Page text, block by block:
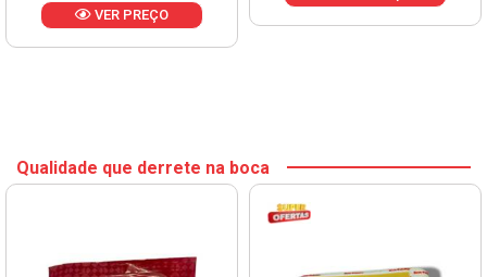
VER PREÇO
Qualidade que derrete na boca